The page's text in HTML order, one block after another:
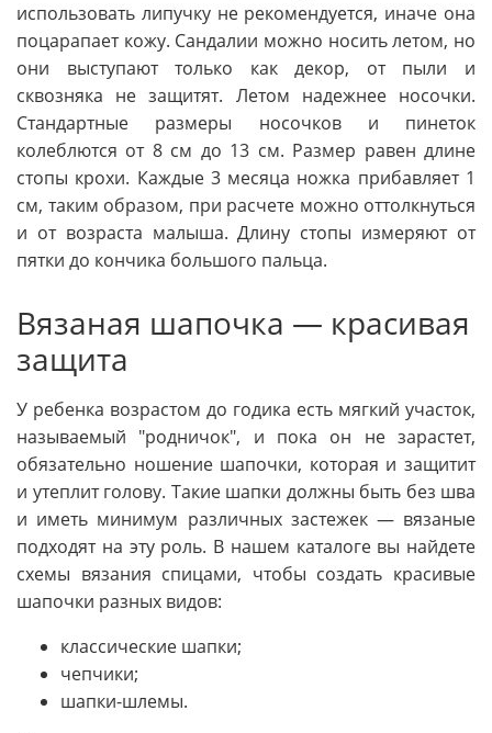
использовать липучку не рекомендуется, иначе она
поцарапает кожу. Сандалии можно носить летом, но
они выступают только как декор, от пыли и
сквозняка не защитят. Летом надежнее носочки.
Стандартные размеры носочков и пинеток
колеблются от 8 см до 13 см. Размер равен длине
стопы крохи. Каждые 3 месяца ножка прибавляет 1
см, таким образом, при расчете можно оттолкнуться
и от возраста малыша. Длину стопы измеряют от
пятки до кончика большого пальца.
Вязаная шапочка — красивая
защита
У ребенка возрастом до годика есть мягкий участок,
называемый "родничок", и пока он не зарастет,
обязательно ношение шапочки, которая и защитит
и утеплит голову. Такие шапки должны быть без шва
и иметь минимум различных застежек — вязаные
подходят на эту роль. В нашем каталоге вы найдете
схемы вязания спицами, чтобы создать красивые
шапочки разных видов:
классические шапки;
чепчики;
шапки-шлемы.